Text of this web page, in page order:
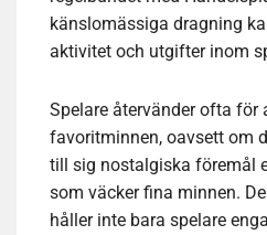
känslomässiga dragning
aktivitet och utgifter inom
Spelare återvänder ofta för
favoritminnen, oavsett om
till sig nostalgiska föremål
som väcker fina minnen.
håller inte bara spelare